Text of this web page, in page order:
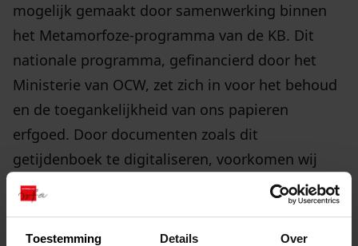
Toestemming Details Over
mogelijk gemaakt door samenwerking binnen
het Metamorfoze-programma van de KB. Dit
nationale programma, gefinancierd door het
Ministerie van OCW, zet zich in voor het behoud
en de toegankelijkheid van ons papieren
erfgoed. Door documenten zoals dit
getijdenboek te digitaliseren, voorkomen wij
schade door het gebruik en kan een veel groter
publiek deze documenten bestuderen.